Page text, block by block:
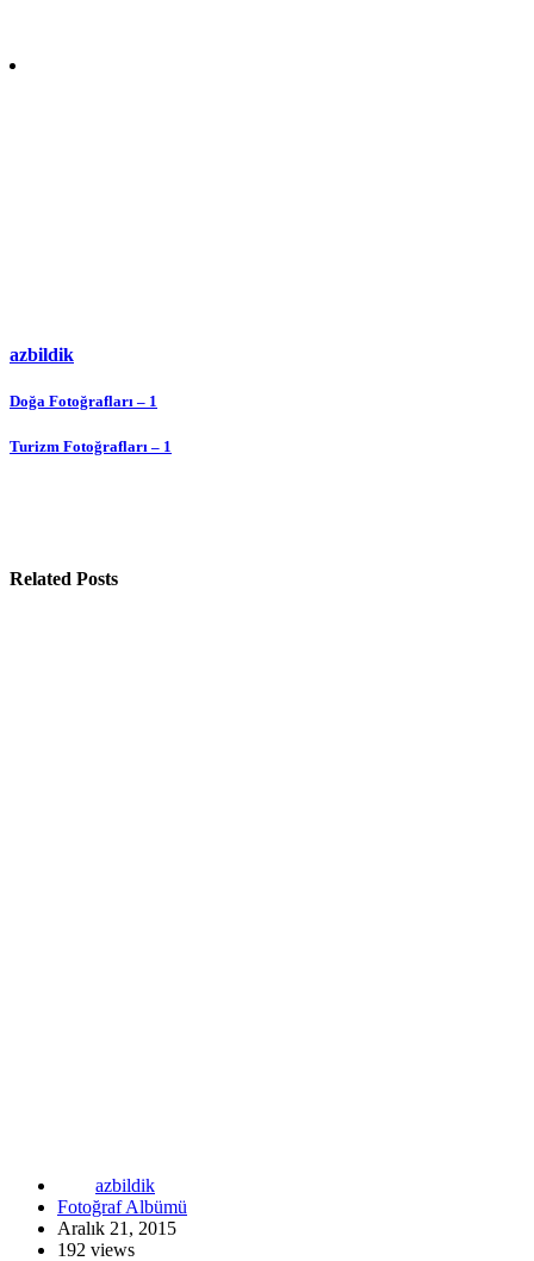
azbildik
Yazı
gezinmesi
Doğa Fotoğrafları – 1
Turizm Fotoğrafları – 1
Related Posts
azbildik
Fotoğraf Albümü
Aralık 21, 2015
192 views